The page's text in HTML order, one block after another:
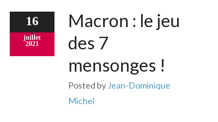
16
juillet
2021
Macron : le jeu
des 7
mensonges !
Posted byJean-Dominique
Michel